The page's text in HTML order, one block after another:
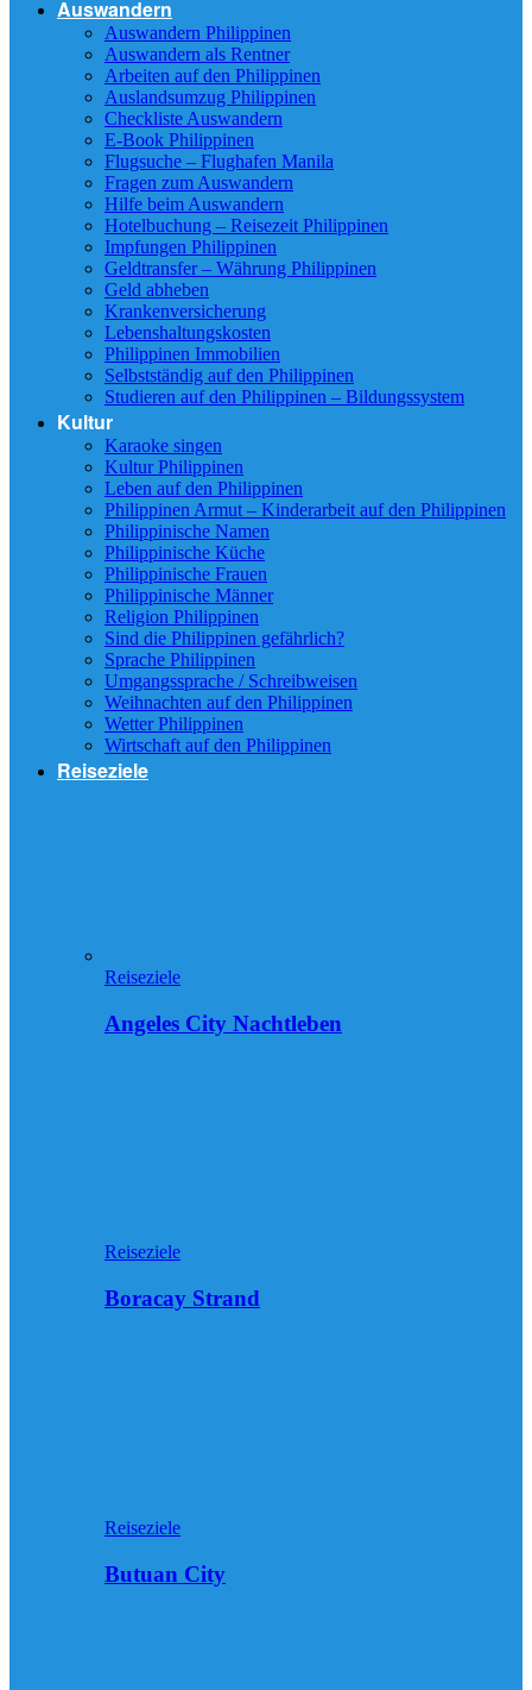
Auswandern
Auswandern Philippinen
Auswandern als Rentner
Arbeiten auf den Philippinen
Auslandsumzug Philippinen
Checkliste Auswandern
E-Book Philippinen
Flugsuche – Flughafen Manila
Fragen zum Auswandern
Hilfe beim Auswandern
Hotelbuchung – Reisezeit Philippinen
Impfungen Philippinen
Geldtransfer – Währung Philippinen
Geld abheben
Krankenversicherung
Lebenshaltungskosten
Philippinen Immobilien
Selbstständig auf den Philippinen
Studieren auf den Philippinen – Bildungssystem
Kultur
Karaoke singen
Kultur Philippinen
Leben auf den Philippinen
Philippinen Armut – Kinderarbeit auf den Philippinen
Philippinische Namen
Philippinische Küche
Philippinische Frauen
Philippinische Männer
Religion Philippinen
Sind die Philippinen gefährlich?
Sprache Philippinen
Umgangssprache / Schreibweisen
Weihnachten auf den Philippinen
Wetter Philippinen
Wirtschaft auf den Philippinen
Reiseziele
Reiseziele
Angeles City Nachtleben
Reiseziele
Boracay Strand
Reiseziele
Butuan City